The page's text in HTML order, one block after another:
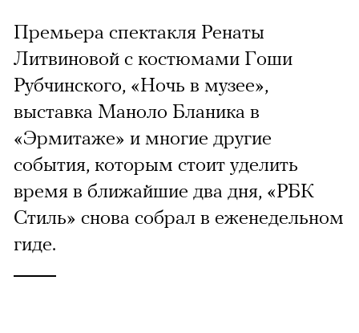
Премьера спектакля Ренаты
Литвиновой с костюмами Гоши
Рубчинского, «Ночь в музее»,
выставка Маноло Бланика в
«Эрмитаже» и многие другие
события, которым стоит уделить
время в ближайшие два дня, «РБК
Стиль» снова собрал в еженедельном
гиде.